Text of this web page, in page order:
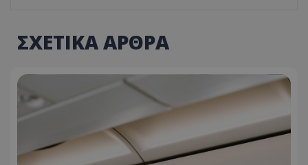
ΣΧΕΤΙΚΑ ΑΡΘΡΑ